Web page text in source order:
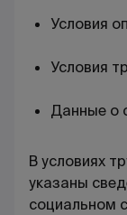
Условия
Условия
Данные о
Вусловиях
указаны
социальном